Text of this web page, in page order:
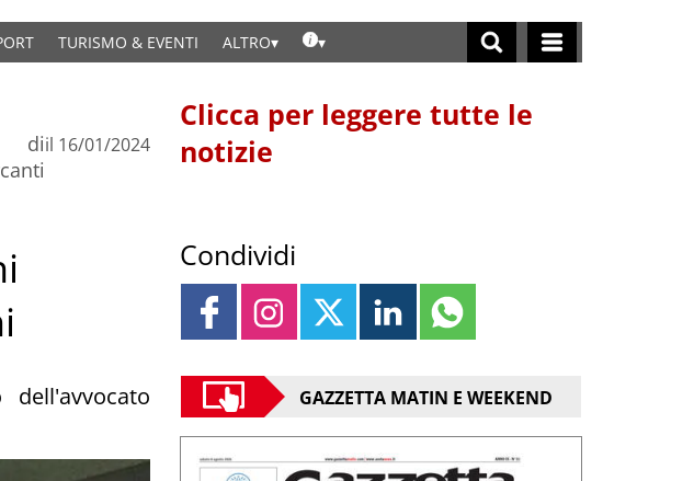
TURISMO & EVENTI ALTRO
diil 16/01/2024
Clicca per leggere tutte le
notizie
Condividi
GAZZETTA MATIN E WEEKEND